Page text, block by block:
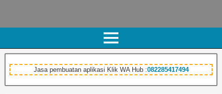
Jasa pembuatan aplikasi Klik WA Hub :082285417494